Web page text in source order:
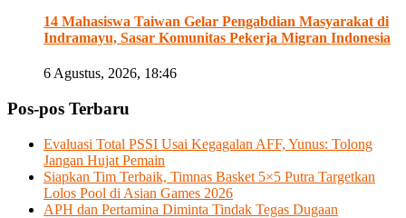
14 Mahasiswa Taiwan Gelar Pengabdian Masyarakat di
Indramayu, Sasar Komunitas Pekerja Migran Indonesia
6 Agustus, 2026, 18:46
Pos-pos Terbaru
Evaluasi Total PSSI Usai Kegagalan AFF, Yunus: Tolong
Jangan Hujat Pemain
Siapkan Tim Terbaik, Timnas Basket 5×5 Putra Targetkan
Lolos Pool di Asian Games 2026
APH dan Pertamina Diminta Tindak Tegas Dugaan